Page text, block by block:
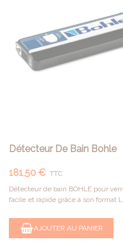
Détecteur De Bain Bohle
181,50 € TTC
Détecteur de bain BOHLE pour
facile et rapide grâce à son format
AJOUTER AU PANIER